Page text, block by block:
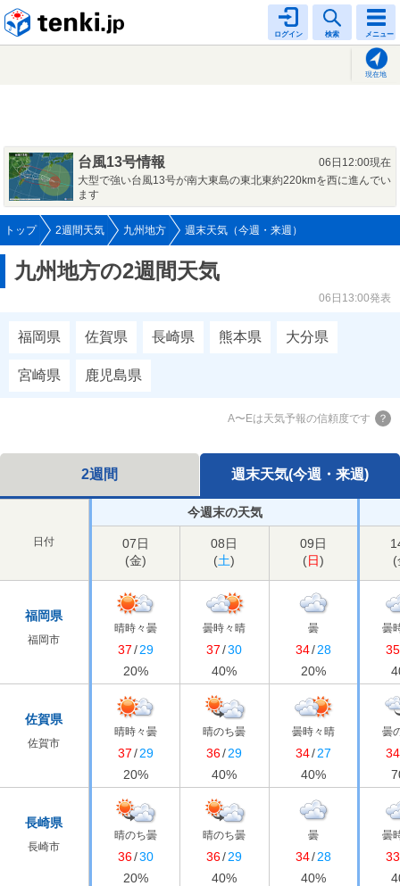
ログイン 検索 メニュー
現在地
台風13号情報
06日12:00現在
大型で強い台風13号が南大東島の東北東約220kmを西に進んでい
ます
トップ 2週間天気 九州地方 週末天気（今週・来週）
九州地方の2週間天気
06日13:00発表
福岡県 佐賀県 長崎県 熊本県 大分県
宮崎県 鹿児島県
A〜Eは天気予報の信頼度です
2週間 週末天気(今週・来週)
日付
福岡県
福岡市
佐賀県
佐賀市
長崎県
長崎市
今週末の天気
07日
(金)
晴時々曇
37/29
20%
晴時々曇
37/29
20%
晴のち曇
36/30
20%
08日
(土)
曇時々晴
37 /30
40%
晴のち曇
36/29
40%
晴のち曇
36/29
40%
09日
(日)
曇
34/28
20%
曇時々晴
34/27
40%
曇
34/28
40%
(
曇
35
曇
34
曇
33